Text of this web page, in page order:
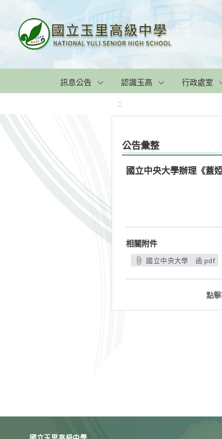
訊息公告 認識玉高 行政處室
:::
公告彙整
國立中央大學辦理《蓋
相關附件
國立中央大學 函.pdf
點擊